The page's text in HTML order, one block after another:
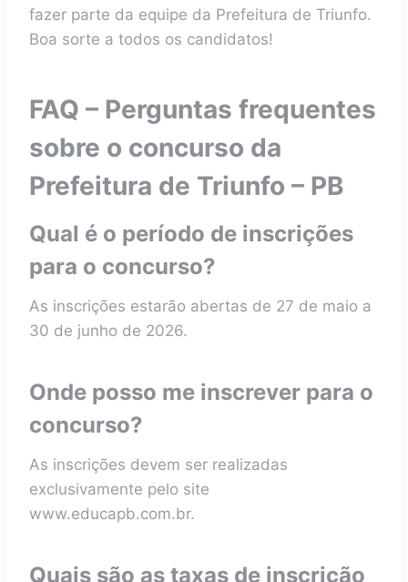
fazer parte da equipe da Prefeitura de Triunfo.
Boa sorte a todos os candidatos!
FAQ – Perguntas frequentes
sobre o concurso da
Prefeitura de Triunfo – PB
Qual é o período de inscrições
para o concurso?
As inscrições estarão abertas de 27 de maio a
30 de junho de 2026.
Onde posso me inscrever para o
concurso?
As inscrições devem ser realizadas
exclusivamente pelo site
www.educapb.com.br.
Quais são as taxas de inscrição